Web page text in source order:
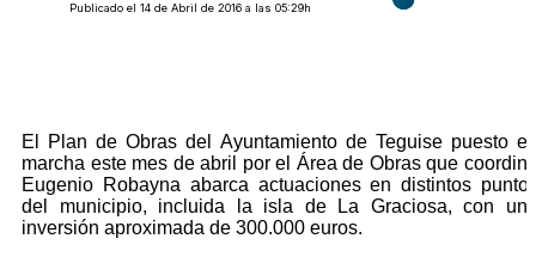
Publicado el 14 de Abril de 2016 a las 05:29h
El Plan de Obras del Ayuntamiento de Teguise puesto
marcha este mes de abril por el Área de Obras que
Eugenio Robayna abarca actuaciones en distintos
del municipio, incluida la isla de La Graciosa, con
inversión aproximada de 300.000 euros.